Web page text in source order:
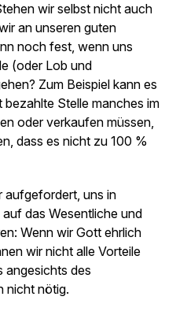
wir selbst nicht auch
an unseren guten
noch fest, wenn uns
(oder Lob und
Zum Beispiel kann es
Stelle manches im
oder verkaufen müssen,
dass es nicht zu 100 %
aufgefordert, uns in
das Wesentliche und
Wenn wir Gott ehrlich
wir nicht alle Vorteile
angesichts des
nicht nötig.